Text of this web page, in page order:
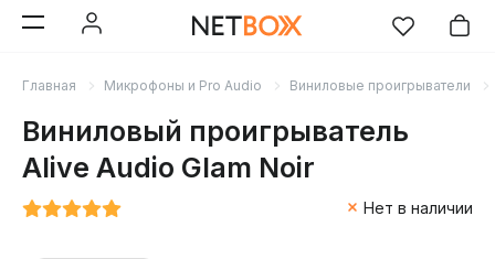
Главная Микрофоны и Pro Audio Виниловые проигрыватели
Виниловый проигрыватель
Alive Audio Glam Noir
Нет в наличии